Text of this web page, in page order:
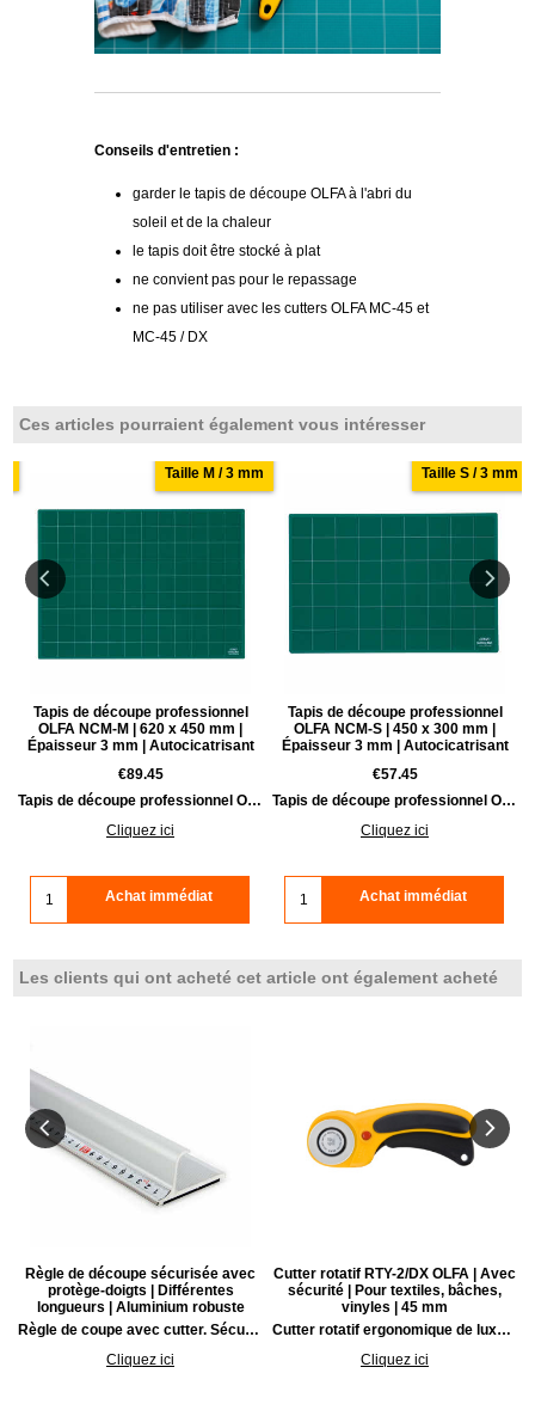
Conseils d'entretien :
garder le tapis de découpe OLFA à l'abri du
soleil et de la chaleur
le tapis doit être stocké à plat
ne convient pas pour le repassage
ne pas utiliser avec les cutters OLFA MC-45 et
MC-45 / DX
Ces articles pourraient également vous intéresser
Taille M / 3 mm
Tapis de découpe professionnel
OLFA NCM-M | 620 x 450 mm |
Épaisseur 3 mm | Autocicatrisant
€89.45
Tapis de découpe professionnel OLFA NCM-M | Autocicatrisant | 620 x 450 mm
Cliquez ici
Achat immédiat
Taille S / 3 mm
Tapis de découpe professionnel
OLFA NCM-S | 450 x 300 mm |
Épaisseur 3 mm | Autocicatrisant
€57.45
Tapis de découpe professionnel OLFA NCM-S | Autocicatrisant | 450 x 300 mm
Cliquez ici
Achat immédiat
Les clients qui ont acheté cet article ont également acheté
Règle de découpe sécurisée avec
protège-doigts | Différentes
longueurs | Aluminium robuste
Règle de coupe avec cutter. Sécurité pour les doigts. Stable et pratique avec une excellente prise en main.
Cliquez ici
Cutter rotatif RTY-2/DX OLFA | Avec
sécurité | Pour textiles, bâches,
vinyles | 45 mm
Cutter rotatif ergonomique de luxe pour textiles OLFA RTY-2/DX avec verrouillage | 45 mm
Cliquez ici